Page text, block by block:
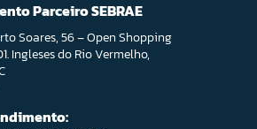
Parceiro SEBRAE
Soares, 56 – Open Shopping
Ingleses do Rio Vermelho,